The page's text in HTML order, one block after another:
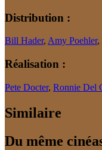
Distribution :
Bill Hader, Amy Poehler,
Réalisation :
Pete Docter, Ronnie Del
Similaire
Du même